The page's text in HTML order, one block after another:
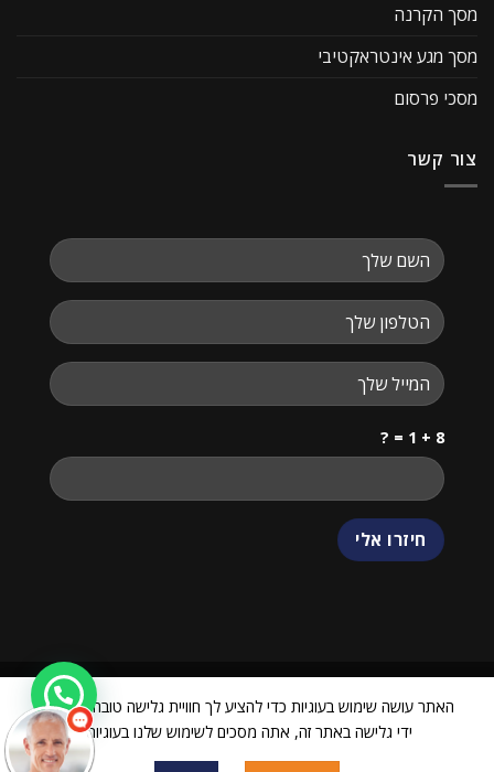
מסך הקרנה
מסך מגע אינטראקטיבי
מסכי פרסום
צור קשר
8 + 1 = ?
ביטול עסקה
24068751 VIEW CENTER | מנוהל על ידי
האתר עושה שימוש בעוגיות כדי להציע לך חוויית גלישה טובה יותר. על
ידי גלישה באתר זה, אתה מסכים לשימוש שלנו בעוגיות.